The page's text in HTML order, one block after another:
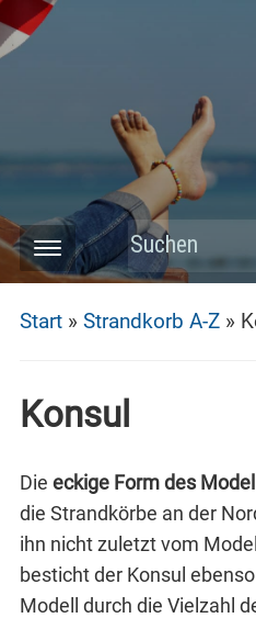
Skip
to
main
content
Toggle
Search
for:
Start» Strandkorb A-Z»
Konsul
Die eckige Form des
die Strandkörbe an der
ihn nicht zuletzt vom
besticht der Konsul
Modell durch die Vielzahl